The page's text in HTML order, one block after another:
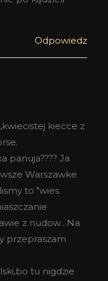
Odpowiedz
kiecce z
panuja???? Ja
Warszawke
to "wies
z nudow…Na
przepraszam
tu nigdzie